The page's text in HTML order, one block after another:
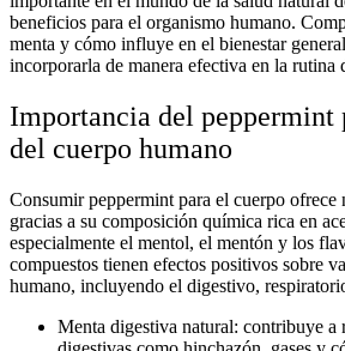
beneficios para el organismo humano.
menta y cómo influye en el bienestar
incorporarla de manera efectiva en la rutina
Importancia del peppermint
del cuerpo humano
Consumirpeppermint para el cuerpo ofrece
gracias a su composición química rica en
especialmente el mentol, el mentón y los
compuestos tienen efectos positivos sobre
humano, incluyendo el digestivo,
Menta digestiva natural: contribuye a